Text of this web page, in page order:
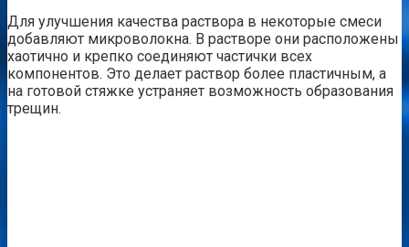
Для улучшения качества раствора в некоторые смеси
добавляют микроволокна. В растворе они расположены
хаотично и крепко соединяют частички всех
компонентов. Это делает раствор более пластичным, а
на готовой стяжке устраняет возможность образования
трещин.